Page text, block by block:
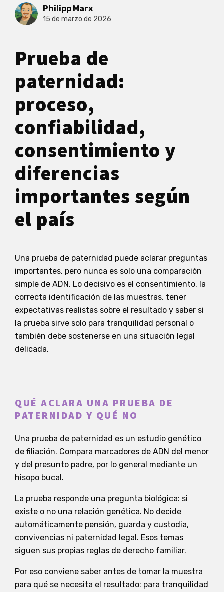
Philipp Marx
15 de marzo de 2026
Prueba de
paternidad:
proceso,
confiabilidad,
consentimiento y
diferencias
importantes según
el país
Una prueba de paternidad puede aclarar preguntas
importantes, pero nunca es solo una comparación
simple de ADN. Lo decisivo es el consentimiento, la
correcta identificación de las muestras, tener
expectativas realistas sobre el resultado y saber si
la prueba sirve solo para tranquilidad personal o
también debe sostenerse en una situación legal
delicada.
QUÉ ACLARA UNA PRUEBA DE
PATERNIDAD Y QUÉ NO
Una prueba de paternidad es un estudio genético
de filiación. Compara marcadores de ADN del menor
y del presunto padre, por lo general mediante un
hisopo bucal.
La prueba responde una pregunta biológica: si
existe o no una relación genética. No decide
automáticamente pensión, guarda y custodia,
convivencias ni paternidad legal. Esos temas
siguen sus propias reglas de derecho familiar.
Por eso conviene saber antes de tomar la muestra
para qué se necesita el resultado: para tranquilidad